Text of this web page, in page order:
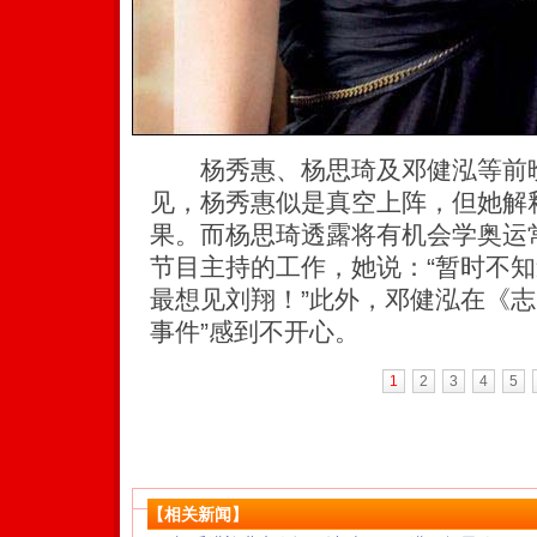
杨秀惠、杨思琦及邓健泓等前
见，杨秀惠似是真空上阵，但她
果。而杨思琦透露将有机会学奥
节目主持的工作，她说：“暂时不
最想见刘翔！”此外，邓健泓在《
事件”感到不开心。
1 2 3 4 5
【相关新闻】